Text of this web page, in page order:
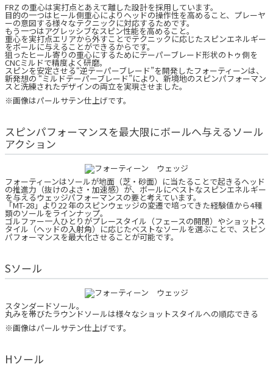
FRZ の重心は実打点とあえて離した設計を採用しています。
目的の一つはヒール側重心によりヘッドの操作性を高めること、プレーヤ
ーの意図する様々なテクニックに対応するためです。
もう一つはアグレッシブなスピン性能を高めること。
重心を実打点エリアから外すことでテクニックに応じたスピンエネルギー
をボールに与えることができるからです。
狙ったヒール寄りの重心にするためにテーパーブレード形状のトゥ側を
CNCミルドで精度よく研磨。
スピンを安定させる“逆テーパーブレード”を開発したフォーティーンは、
新発想の “ミルドテーパーブレード”により、新境地のスピンパフォーマン
スと洗練されたデザインの両立を実現させました。
※画像はパールサテン仕上げです。
スピンパフォーマンスを最大限にボールへ与えるソール
アクション
フォーティーンはソールが地面（芝・砂面）に当たることで起きるヘッド
の推進力（抜けのよさ・加速感）が、ボールにベストなスピンエネルギー
を与えるウェッジパフォーマンスの要と考えています。
「MT-28」より22 年のスピンウェッジの変遷で培ってきた経験値から4種
類のソールをラインナップ。
ゴルファー一人ひとりがプレースタイル（フェースの開閉）やショットス
タイル（ヘッドの入射角）に応じたベストなソールを選ぶことで、スピン
パフォーマンスを最大化させることが可能です。
Sソール
スタンダードソール。
丸みを帯びたラウンドソールは様々なショットスタイルへの順応できる
※画像はパールサテン仕上げです。
Hソール